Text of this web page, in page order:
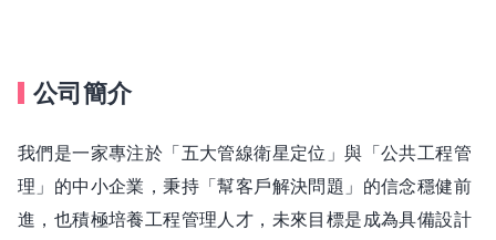
公司簡介
我們是一家專注於「五大管線衛星定位」與「公共工程管
理」的中小企業，秉持「幫客戶解決問題」的信念穩健前
進，也積極培養工程管理人才，未來目標是成為具備設計